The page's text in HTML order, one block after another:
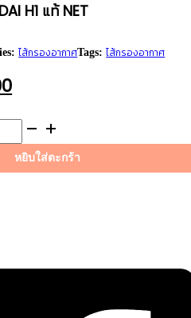
H1 แท้ NET
ไส้กรองอากาศTags:ไส้กรองอากาศ
CURRENT
PRICE
IS:
฿725.00.
หยิบใส่ตะกร้า